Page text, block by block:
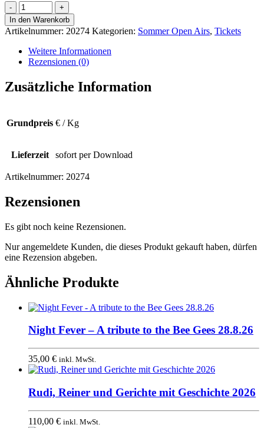
The
Queen
Kings
13.08.2027
Menge
In den Warenkorb
Artikelnummer: 20274 Kategorien: Sommer Open Airs, Tickets
Weitere Informationen
Rezensionen (0)
Zusätzliche Information
Grundpreis € / Kg
Lieferzeit sofort per Download
Artikelnummer: 20274
Rezensionen
Es gibt noch keine Rezensionen.
Nur angemeldete Kunden, die dieses Produkt gekauft haben, dürfen
eine Rezension abgeben.
Ähnliche Produkte
Night Fever – A tribute to the Bee Gees 28.8.26
35,00 € inkl. MwSt.
Rudi, Reiner und Gerichte mit Geschichte 2026
110,00 € inkl. MwSt.